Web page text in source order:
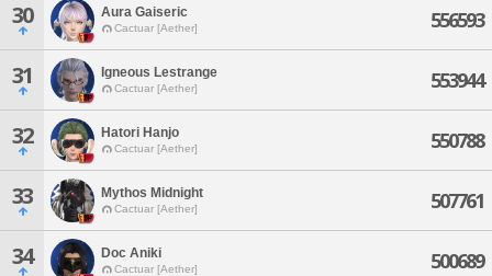
30 Aura Gaiseric
Cactuar [Aether] 556593
31 Igneous Lestrange
Cactuar [Aether] 553944
32 Hatori Hanjo
Cactuar [Aether] 550788
33 Mythos Midnight
Cactuar [Aether] 507761
34 Doc Aniki
Cactuar [Aether] 500689